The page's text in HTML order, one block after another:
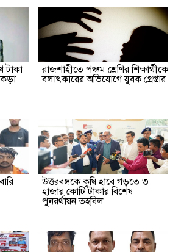
টাকা
রাজশাহীতে পঞ্চম শ্রেণির শিক্ষার্থীকে
বলাৎকারের অভিযোগে যুবক গ্রেপ্তার
উত্তরবঙ্গকে কৃষি হাবে গড়তে ৩
হাজার কোটি টাকার বিশেষ
পুনরর্থায়ন তহবিল